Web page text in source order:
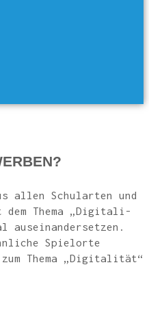
allen Schul­ar­ten und
The­ma „Digi­ta­li­
Spiel­or­te
The­ma „Digi­ta­li­tät“